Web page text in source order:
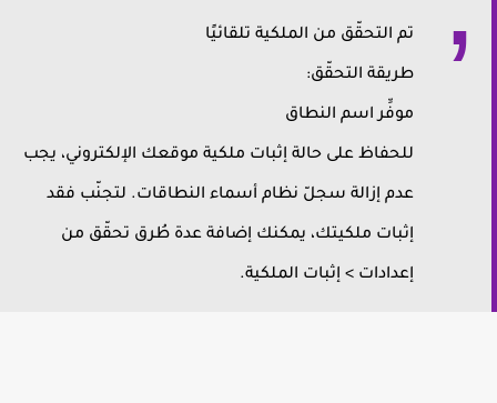
تم التحقّق من الملكية تلقائيًا
طريقة التحقّق:
موفِّر اسم النطاق
للحفاظ على حالة إثبات ملكية موقعك الإلكتروني، يجب
عدم إزالة سجلّ نظام أسماء النطاقات. لتجنّب فقد
إثبات ملكيتك، يمكنك إضافة عدة طُرق تحقّق من
إعدادات > إثبات الملكية.